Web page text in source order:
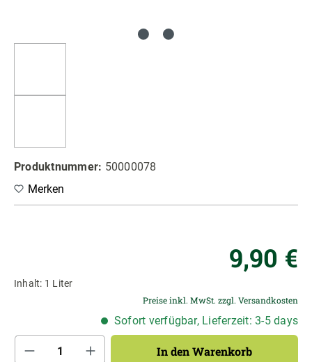
Produktnummer: 50000078
Merken
9,90 €
Inhalt: 1 Liter
Preise inkl. MwSt. zzgl. Versandkosten
Sofort verfügbar, Lieferzeit: 3-5 days
Produkt Anzahl: Gib den gewünschten
In den Warenkorb